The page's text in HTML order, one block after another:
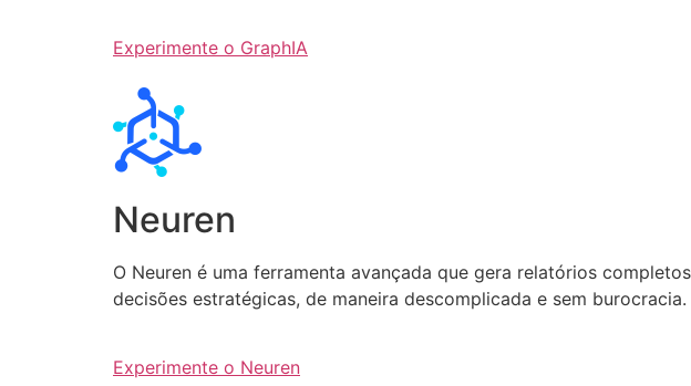
Experimente o GraphIA
Neuren
O Neuren é uma ferramenta avançada que gera relatórios
decisões estratégicas, de maneira descomplicada e sem burocracia.
Experimente o Neuren